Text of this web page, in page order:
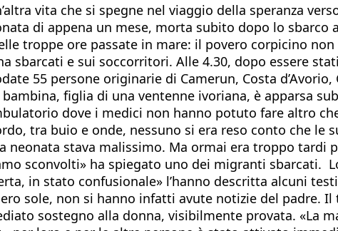
vita che si spegne nel viaggio della speranza
di appena un mese, morta subito dopo lo sbarco
troppe ore passate in mare: il povero corpicino
sbarcati e sui soccorritori. Alle 4.30, dopo essere
55 persone originarie di Camerun, Costa
bambina, figlia di una ventenne ivoriana, è apparsa
dove i medici non hanno potuto fare altro
tra buio e onde, nessuno si era reso conto che
stava malissimo. Ma ormai era troppo tardi
sconvolti» ha spiegato uno dei migranti sbarcati.
in stato confusionale» l’hanno descritta alcuni
sole, non si hanno infatti avute notizie del padre.
sostegno alla donna, visibilmente provata. «La